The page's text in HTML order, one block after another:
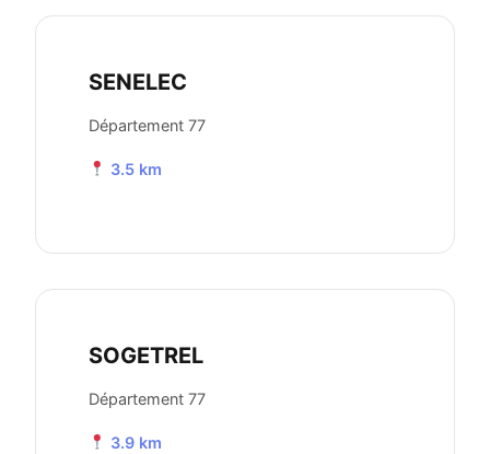
SENELEC
Département 77
3.5 km
SOGETREL
Département 77
3.9 km